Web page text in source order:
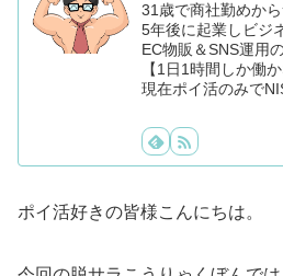
31歳で商社勤めか
5年後に起業しビジ
EC物販＆SNS運用
【1日1時間しか働
現在ポイ活のみで
ポイ活好きの皆様こんにちは。